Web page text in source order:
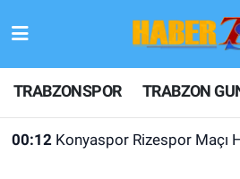
TRABZONSPOR TRABZON
00:12 Konyaspor Rizespor Maçı
TRABZONSPOR
TRABZON GUNDEMI
Hava Durumu
Trafik Durumu